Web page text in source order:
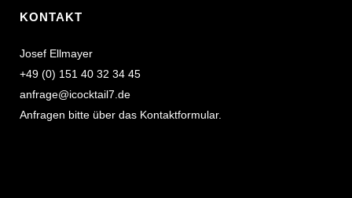
KONTAKT
Josef Ellmayer
+49 (0) 151 40 32 34 45
anfrage@icocktail7.de
Anfragen bitte über das Kontaktformular.